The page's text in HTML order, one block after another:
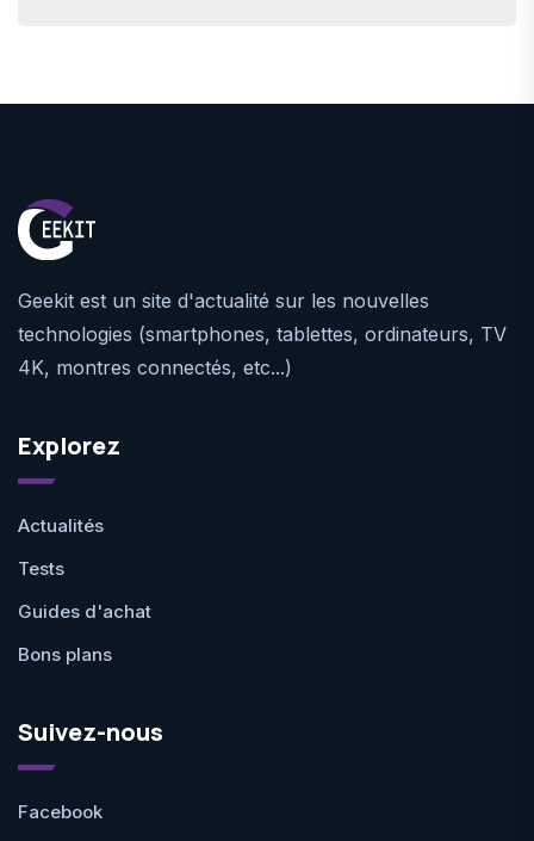
Geekit est un site d'actualité sur les nouvelles
technologies (smartphones, tablettes, ordinateurs, TV
4K, montres connectés, etc...)
Explorez
Actualités
Tests
Guides d'achat
Bons plans
Suivez-nous
Facebook